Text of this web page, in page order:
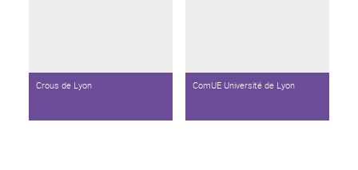
Crous de Lyon ComUE Université de Lyon